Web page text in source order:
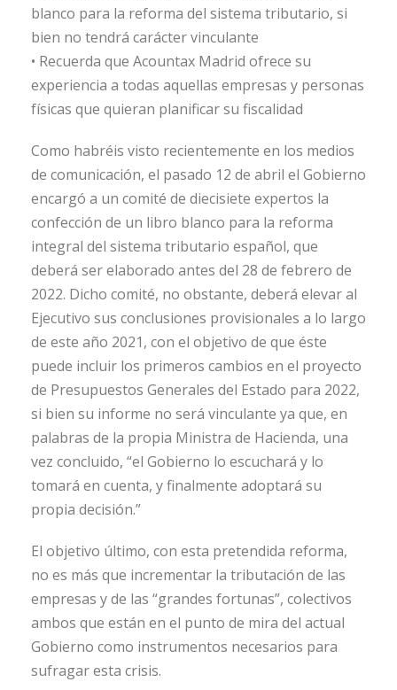
blanco para la reforma del sistema tributario, si
bien no tendrá carácter vinculante
• Recuerda que Acountax Madrid ofrece su
experiencia a todas aquellas empresas y personas
físicas que quieran planificar su fiscalidad
Como habréis visto recientemente en los medios
de comunicación, el pasado 12 de abril el Gobierno
encargó a un comité de diecisiete expertos la
confección de un libro blanco para la reforma
integral del sistema tributario español, que
deberá ser elaborado antes del 28 de febrero de
2022. Dicho comité, no obstante, deberá elevar al
Ejecutivo sus conclusiones provisionales a lo largo
de este año 2021, con el objetivo de que éste
puede incluir los primeros cambios en el proyecto
de Presupuestos Generales del Estado para 2022,
si bien su informe no será vinculante ya que, en
palabras de la propia Ministra de Hacienda, una
vez concluido, “el Gobierno lo escuchará y lo
tomará en cuenta, y finalmente adoptará su
propia decisión.”
El objetivo último, con esta pretendida reforma,
no es más que incrementar la tributación de las
empresas y de las “grandes fortunas”, colectivos
ambos que están en el punto de mira del actual
Gobierno como instrumentos necesarios para
sufragar esta crisis.